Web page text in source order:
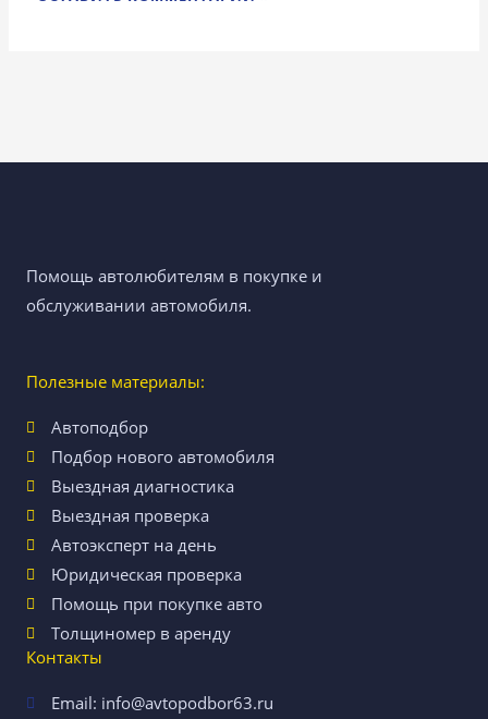
Помощь автолюбителям в покупке и
обслуживании автомобиля.
Полезные материалы:
Автоподбор
Подбор нового автомобиля
Выездная диагностика
Выездная проверка
Автоэксперт на день
Юридическая проверка
Помощь при покупке авто
Толщиномер в аренду
Контакты
Email: info@avtopodbor63.ru